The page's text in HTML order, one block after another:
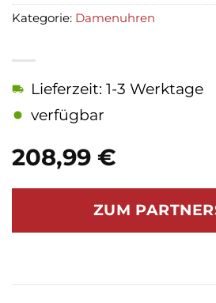
208,99 €
Lieferzeit: 1-3 Werktage
verfügbar
ZUM
Kategorie: Damenuhren